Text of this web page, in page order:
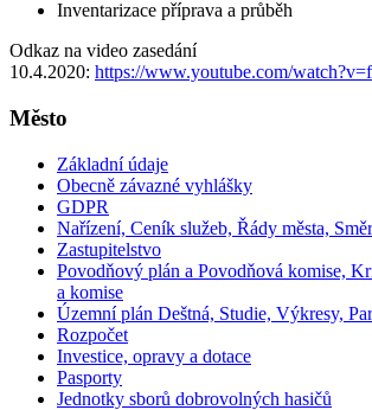
Inventarizace příprava a průběh
Odkaz na video zasedání
10.4.2020: https://www.youtube.com/
Město
Základní údaje
Obecně závazné vyhlášky
GDPR
Nařízení, Ceník služeb, Řády města,
Zastupitelstvo
Povodňový plán a Povodňová komise,
a komise
Územní plán Deštná, Studie, Výkresy,
Rozpočet
Investice, opravy a dotace
Pasporty
Jednotky sborů dobrovolných hasičů